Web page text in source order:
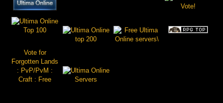
Vote for
Forgotten Lands
: PvP/PvM :
Craft : Free